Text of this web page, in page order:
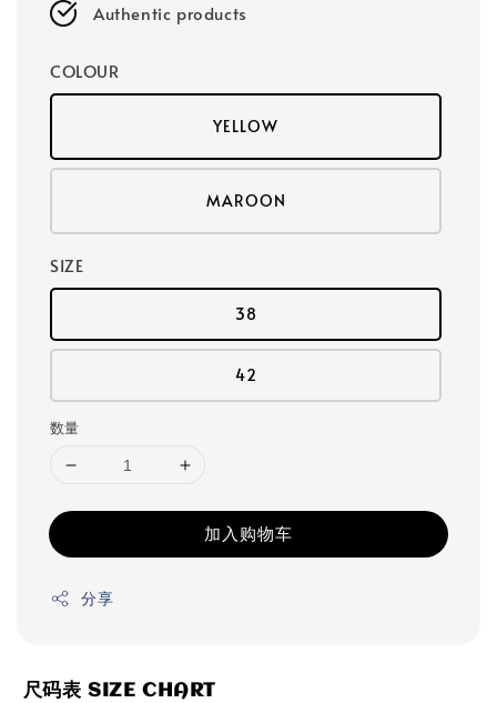
Authentic products
COLOUR
YELLOW
MAROON
SIZE
38
42
数量
加入购物车
分享
尺码表 SIZE CHART